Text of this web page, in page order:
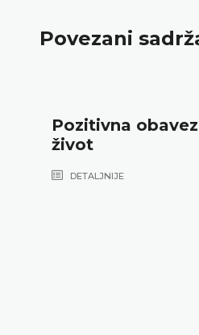
Povezani
Pozitivna
život
DETALJNIJE